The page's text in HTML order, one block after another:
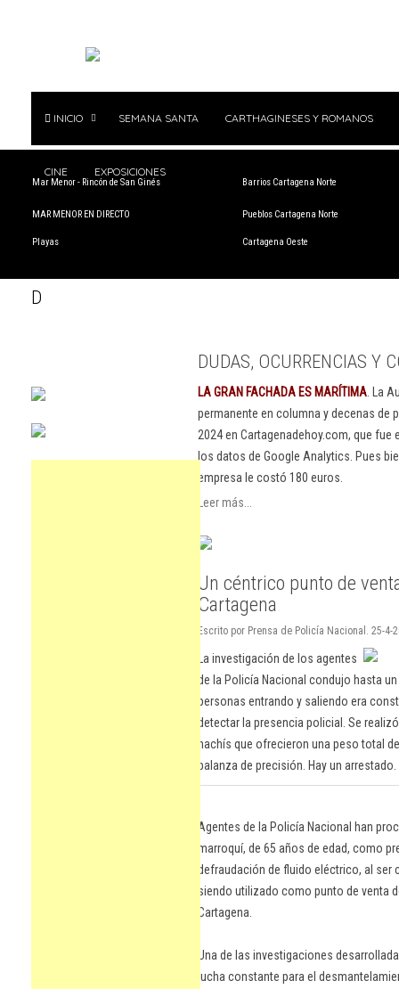
INICIO SEMANA SANTA CARTHAGINESES Y ROMANOS
CINE EXPOSICIONES
Mar Menor - Rincón de San Ginés
MAR MENOR EN DIRECTO
Playas
Barrios Cartagena Norte
Pueblos Cartagena Norte
Cartagena Oeste
D
DUDAS, OCURRENCIAS Y
LA GRAN FACHADA ES MARÍTIMA . La
permanente en columna y decenas
2024 en Cartagenadehoy.com, que
los datos de Google Analytics. Pues
empresa le costó 180 euros.
Leer más...
Un céntrico punto de
Cartagena
Escrito por Prensa de Policía Nacional. 25-4-
La investigación de los agentes
de la Policía Nacional condujo hasta
personas entrando y saliendo era
detectar la presencia policial. Se
hachís que ofrecieron una peso total
balanza de precisión. Hay un arrestado.
Agentes de la Policía Nacional han
marroquí, de 65 años de edad, como
defraudación de fluido eléctrico, al ser
siendo utilizado como punto de venta
Cartagena.
Una de las investigaciones
lucha constante para el